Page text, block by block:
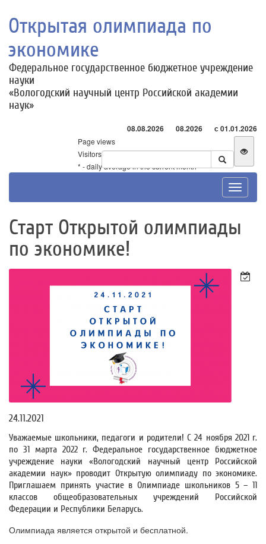
Открытая олимпиада по
экономике
Федеральное государственное бюджетное учреждение
науки
«Вологодский научный центр Российской академии
наук»
08.08.2026 08.2026 с 01.01.2026
Page views
Visitors
* - daily average in the current month
Toggle
Старт Открытой олимпиады
по экономике!
24.11.2021
Уважаемые школьники, педагоги и родители! С 24 ноября 2021 г.
по 31 марта 2022 г. Федеральное государственное бюджетное
учреждение науки «Вологодский научный центр Российской
академии наук» проводит Открытую олимпиаду по экономике.
Приглашаем принять участие в Олимпиаде школьников 5 – 11
классов общеобразовательных учреждений Российской
Федерации и Республики Беларусь.
Олимпиада является открытой и бесплатной.